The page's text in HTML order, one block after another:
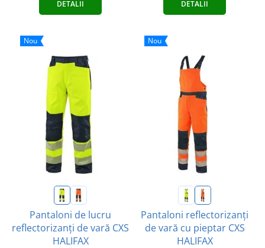
DETALII DETALII
Nou
Pantaloni de lucru
reflectorizanți de vară CXS
HALIFAX
Nou
Pantaloni reflectorizanți
de vară cu pieptar CXS
HALIFAX